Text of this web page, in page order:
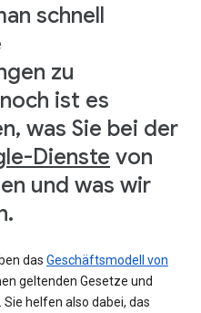
schnell
zu
ist es
was Sie bei der
Dienste von
und was wir
das Geschäftsmodell von
geltenden Gesetze und
Sie helfen also dabei, das